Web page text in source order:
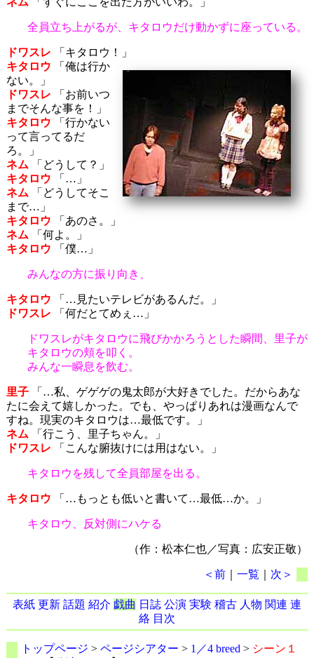
全員立ち上がるが、キタロウだけ動かずに座っている。
ドワスレ 「キタロウ！」
キタロウ 「俺は行か
ない。」
ドワスレ 「お前いつ
までそんな事を！」
キタロウ 「行かない
って言ってるだ
ろ。」
ネム 「どうして？」
キタロウ 「…」
ネム 「どうしてそこ
まで…」
キタロウ 「あのさ。」
ネム 「何よ。」
キタロウ 「僕…」
みんなの方に振り向き、
キタロウ 「…見たいテレビがあるんだ。」
ドワスレ 「何だとてめぇ…」
ドワスレがキタロウに飛びかかろうとした瞬間、里子が
キタロウの頬を叩く。
みんな一瞬息を飲む。
里子「…私、ゲゲゲの鬼太郎が大好きでした。だからあな
たに会えて嬉しかった。でも、やっぱりあれは漫画なんで
すね。現実のキタロウは…最低です。」
ネム 「行こう、里子ちゃん。」
ドワスレ 「こんな腑抜けには用はない。」
キタロウを残して全員部屋を出る。
キタロウ 「…もっとも低いと書いて…最低…か。」
キタロウ、反対側にハケる
（作：松本仁也／写真：広安正敬）
＜前 ｜一覧 次＞
表紙 更新 話題 紹介 戯曲 日誌 公演 実験 稽古 人物 関連 連
絡 目次
トップページ > ページシアター > 1／4 breed > シーン１